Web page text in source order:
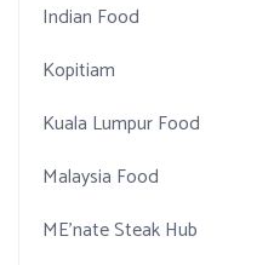
Indian Food
Kopitiam
Kuala Lumpur Food
Malaysia Food
ME'nate Steak Hub